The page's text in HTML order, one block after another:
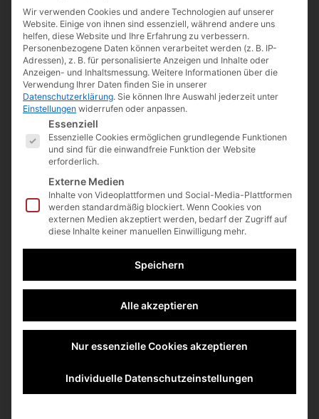
Aplerbecker Marktplatz 19, 44287 Dortmund
Telefax: +49 (0) 231 945 38 949
E-Mail: info@insmedsys.de
Informationen
Über Uns
Praxis / Klinik
Privatkunden / Versicherte
Kontakt
Produkte
Urodynamik
Endo-Urologie
CaressFlow
Wir verwenden Cookies und andere Technologien auf unserer
Website. Einige von ihnen sind essenziell, während andere uns
helfen, diese Website und Ihre Erfahrung zu verbessern.
Personenbezogene Daten können verarbeitet werden (z. B. IP-
Adressen), z. B. für personalisierte Anzeigen und Inhalte oder
Anzeigen- und Inhaltsmessung. Weitere Informationen über die
Verwendung Ihrer Daten finden Sie in unserer
Datenschutzerklärung. Sie können Ihre Auswahl jederzeit unter
Einstellungen widerrufen oder anpassen.
Es folgt eine Liste der Service-Gruppen, für die eine
Essenziell
Essenzielle Cookies ermöglichen grundlegende Funktionen
und sind für die einwandfreie Funktion der Website
erforderlich.
Externe Medien
Inhalte von Videoplattformen und Social-Media-Plattformen
werden standardmäßig blockiert. Wenn Cookies von
externen Medien akzeptiert werden, bedarf der Zugriff auf
diese Inhalte keiner manuellen Einwilligung mehr.
Speichern
Alle akzeptieren
Nur essenzielle Cookies akzeptieren
Individuelle Datenschutzeinstellungen